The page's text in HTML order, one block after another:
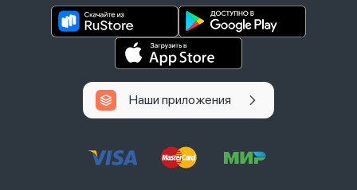
Наши приложения